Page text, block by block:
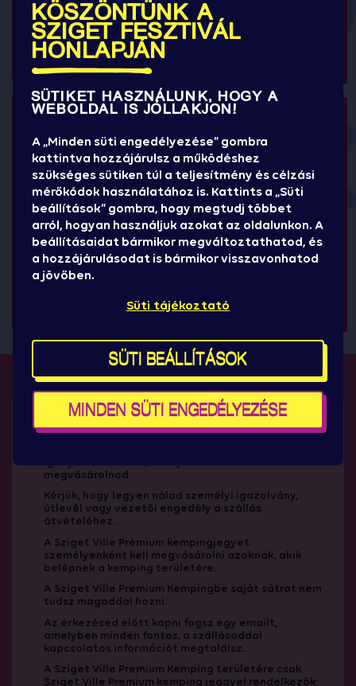
+1
FONTOS TUDNIVALÓK:
5 napos bérlet / 3 napos bérlet / vagy két egymást
megvásárolnod.
Kérjük, hogy legyen nálad személyi igazolvány,
útlevél vagy vezetői engedély a szállás
átvételéhez.
A Sziget Ville Prémium kempingjegyet
személyenként kell megvásárolni azoknak, akik
belépnek a kemping területére.
A Sziget Ville Premium Kempingbe saját sátrat nem
tudsz magaddal hozni.
Az érkezésed előtt kapni fogsz egy emailt,
amelyben minden fontos, a szállásoddal
kapcsolatos információt megtalálsz.
A Sziget Ville Premium Kemping területére csak
Sziget Ville Premium kemping jeggyel rendelkezők
KÖSZÖNTÜNK A
SZIGET FESZTIVÁL
HONLAPJÁN
SÜTIKET HASZNÁLUNK, HOGY A
WEBOLDAL IS JÓLLAKJON!
A „Minden süti engedélyezése” gombra
kattintva hozzájárulsz a működéshez
szükséges sütiken túl a teljesítmény és célzási
mérőkódok használatához is. Kattints a „Süti
beállítások” gombra, hogy megtudj többet
arról, hogyan használjuk azokat az oldalunkon. A
beállításaidat bármikor megváltoztathatod, és
a hozzájárulásodat is bármikor visszavonhatod
a jövőben.
Süti tájékoztató
SÜTI BEÁLLÍTÁSOK
MINDEN SÜTI ENGEDÉLYEZÉSE